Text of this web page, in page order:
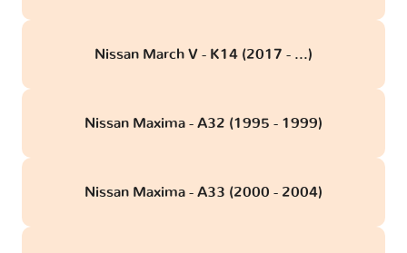
Nissan March V - K14 (2017 - ...)
Nissan Maxima - A32 (1995 - 1999)
Nissan Maxima - A33 (2000 - 2004)